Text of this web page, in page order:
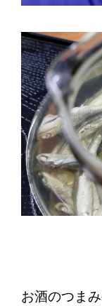
お酒のつま